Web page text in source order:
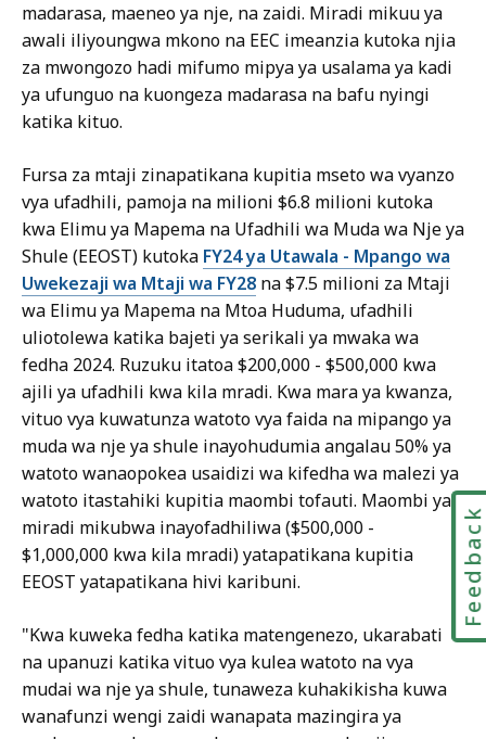
madarasa, maeneo ya nje, na zaidi. Miradi mikuu ya
awali iliyoungwa mkono na EEC imeanzia kutoka njia
za mwongozo hadi mifumo mipya ya usalama ya kadi
ya ufunguo na kuongeza madarasa na bafu nyingi
katika kituo.
Fursa za mtaji zinapatikana kupitia mseto wa vyanzo
vya ufadhili, pamoja na milioni $6.8 milioni kutoka
kwa Elimu ya Mapema na Ufadhili wa Muda wa Nje ya
Shule (EEOST) kutoka FY24 ya Utawala - Mpango wa
Uwekezaji wa Mtaji wa FY28 na $7.5 milioni za Mtaji
wa Elimu ya Mapema na Mtoa Huduma, ufadhili
uliotolewa katika bajeti ya serikali ya mwaka wa
fedha 2024. Ruzuku itatoa $200,000 - $500,000 kwa
ajili ya ufadhili kwa kila mradi. Kwa mara ya kwanza,
vituo vya kuwatunza watoto vya faida na mipango ya
muda wa nje ya shule inayohudumia angalau 50% ya
watoto wanaopokea usaidizi wa kifedha wa malezi ya
watoto itastahiki kupitia maombi tofauti. Maombi ya
miradi mikubwa inayofadhiliwa ($500,000 -
$1,000,000 kwa kila mradi) yatapatikana kupitia
EEOST yatapatikana hivi karibuni.
"Kwa kuweka fedha katika matengenezo, ukarabati
na upanuzi katika vituo vya kulea watoto na vya
mudai wa nje ya shule, tunaweza kuhakikisha kuwa
wanafunzi wengi zaidi wanapata mazingira ya
Feedback